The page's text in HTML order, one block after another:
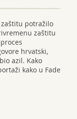
potražilo
zaštitu
hrvatski,
azil. Kako
kako u Fade